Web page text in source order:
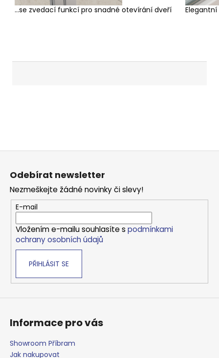
...se zvedací funkcí pro snadné otevírání dveří
Z
Odebírat newsletter
Nezmeškejte žádné novinky či slevy!
E-mail
Vložením e-mailu souhlasíte s podmínkami
ochrany osobních údajů
PŘIHLÁSIT SE
Informace pro vás
Showroom Příbram
Jak nakupovat